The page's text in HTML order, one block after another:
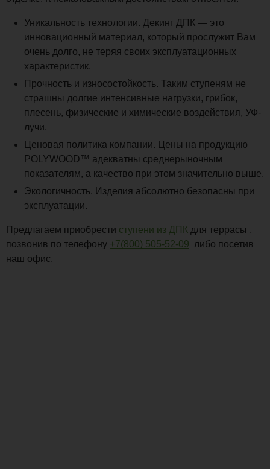
Уникальность технологии. Декинг ДПК — это
инновационный материал, который прослужит Вам
очень долго, не теряя своих эксплуатационных
характеристик.
Прочность и износостойкость. Таким ступеням не
страшны долгие интенсивные нагрузки, грибок,
плесень, физические и химические воздействия, УФ-
лучи.
Ценовая политика компании. Цены на продукцию
POLYWOOD™ адекватны среднерыночным
показателям, а качество при этом значительно выше.
Экологичность. Изделия абсолютно безопасны при
эксплуатации.
Предлагаем приобрести ступени из ДПК для террасы ,
позвонив по телефону +7(800) 505-52-09 либо посетив
наш офис.